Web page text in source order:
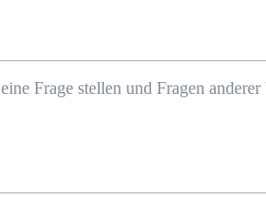
Frage stellen und Fragen